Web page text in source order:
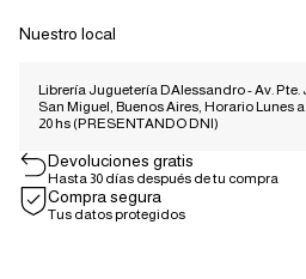
Nuestro local
Librería Juguetería DAlessandro - Av. Pte.
San Miguel, Buenos Aires, Horario Lunes
20 hs (PRESENTANDO DNI)
Devoluciones gratis
Hasta 30 días después de tu compra
Compra segura
Tus datos protegidos